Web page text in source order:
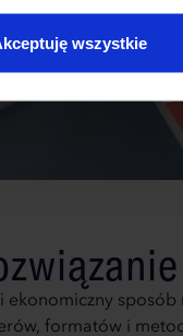
wszystkie
ekonomiczny
formatów i